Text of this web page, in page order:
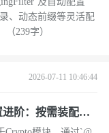
、动态前缀等灵活配
239字）
2026-07-11 10:46:44
阶：按需装配加